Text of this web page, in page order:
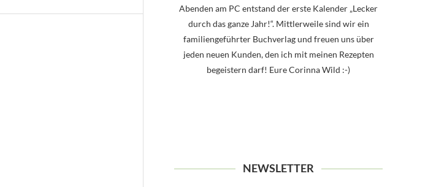
Abenden am PC entstand der erste Kalender „Lecker
durch das ganze Jahr!“. Mittlerweile sind wir ein
familiengeführter Buchverlag und freuen uns über
jeden neuen Kunden, den ich mit meinen Rezepten
begeistern darf! Eure Corinna Wild :-)
NEWSLETTER